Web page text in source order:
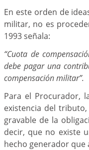
En este orden de
militar, no es
1993 señala:
“Cuota de
debe pagar una
compensación militar”.
Para el Procurador,
existencia del
gravable de la
decir, que no existe
hecho generador que